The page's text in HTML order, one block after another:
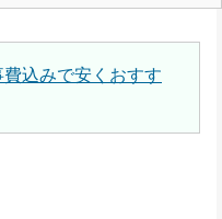
込みで安くおすす